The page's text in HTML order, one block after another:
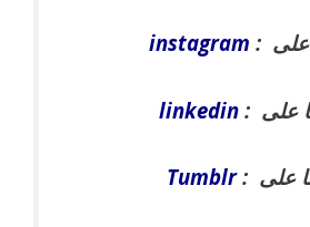
على : instagram
على : linkedin
على :Tumblr